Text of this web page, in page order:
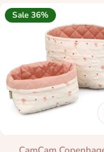
Sale 36%
Merk: